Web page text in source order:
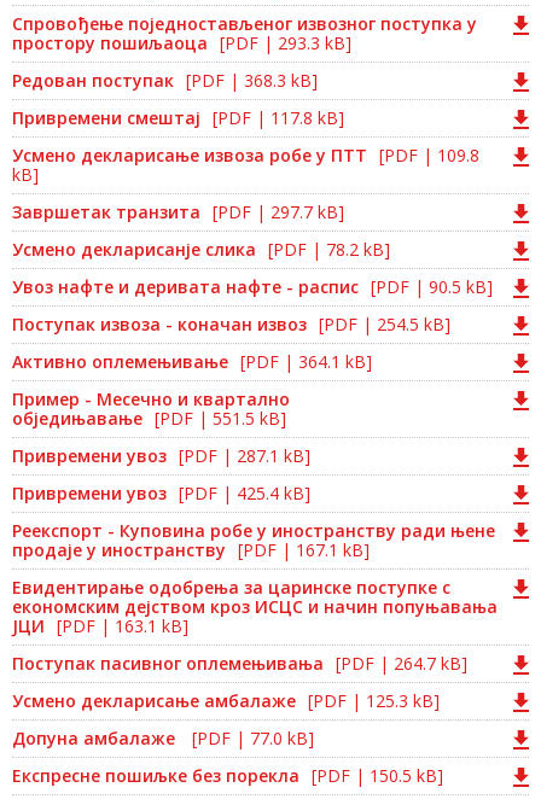
Спровођење поједностављеног извозног поступка у
простору пошиљаоца [PDF | 293.3 kB]
Редован поступак [PDF | 368.3 kB]
Привремени смештај [PDF | 117.8 kB]
Усмено декларисање извоза робе у ПТТ [PDF | 109.8
kB]
Завршетак транзита [PDF | 297.7 kB]
Усмено декларисанје слика [PDF | 78.2 kB]
Увоз нафте и деривата нафте - распис [PDF | 90.5 kB]
Поступак извоза - коначан извоз [PDF | 254.5 kB]
Активно оплемењивање [PDF | 364.1 kB]
Пример - Месечно и квартално
обједињавање [PDF | 551.5 kB]
Привремени увоз [PDF | 287.1 kB]
Привремени увоз [PDF | 425.4 kB]
Реекспорт - Куповина робе у иностранству ради њене
продаје у иностранству [PDF | 167.1 kB]
Евидентирање одобрења за царинске поступке с
економским дејством кроз ИСЦС и начин попуњавања
ЈЦИ [PDF | 163.1 kB]
Поступак пасивног оплемењивања [PDF | 264.7 kB]
Усмено декларисање амбалаже [PDF | 125.3 kB]
Допуна амбалаже
[PDF | 77.0 kB]
Експресне пошиљке без порекла [PDF | 150.5 kB]